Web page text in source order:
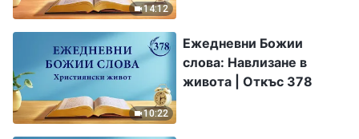
14:12
10:22
Ежедневни Божии
слова: Навлизане в
живота | Откъс 378